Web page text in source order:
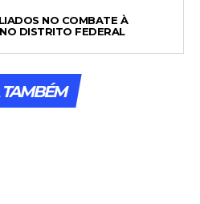
NO COMBATE À
DISTRITO FEDERAL
TAMBÉM